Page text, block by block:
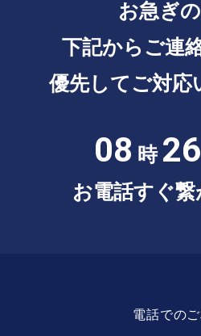
お急ぎ
下記からご連
優先してご対応
08 時26
お電話すぐ繋
電話での